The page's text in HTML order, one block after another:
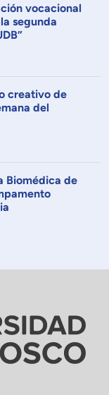
vocacional
segunda
creativo de
del
Biomédica de